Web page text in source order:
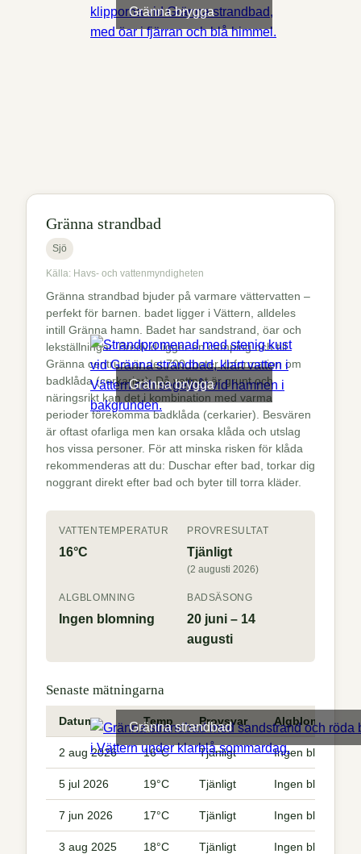
Gränna brygga
Gränna brygga
Gränna strandbad
Gränna strandbad
Sjö
Källa: Havs- och vattenmyndigheten
Gränna strandbad bjuder på varmare vättervatten –
perfekt för barnen. badet ligger i Vättern, alldeles
intill Gränna hamn. Badet har sandstrand, öar och
lekställningar. Bredvid ligger en camping och till
Gränna centrum är det 700 meter. Information om
badklåda (cerkarier): Då vattnet är grunt och
näringsrikt kan det i kombination med varma
perioder förekomma badklåda (cerkarier). Besvären
är oftast ofarliga men kan orsaka klåda och utslag
hos vissa personer. För att minska risken för klåda
rekommenderas att du: Duschar efter bad, torkar dig
noggrant direkt efter bad och byter till torra kläder.
VATTENTEMPERATUR
16°C
PROVRESULTAT
Tjänligt
(2 augusti 2026)
ALGBLOMNING
Ingen blomning
BADSÄSONG
20 juni – 14
augusti
Senaste mätningarna
Datum Temp Provsvar Algblomning
2 aug 2026 16°C Tjänligt Ingen blomning
5 jul 2026 19°C Tjänligt Ingen blomning
7 jun 2026 17°C Tjänligt Ingen blomning
3 aug 2025 18°C Tjänligt Ingen blomning